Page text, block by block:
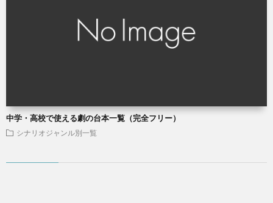
中学・高校で使える劇の台本一覧（完全フリー）
シナリオジャンル別一覧